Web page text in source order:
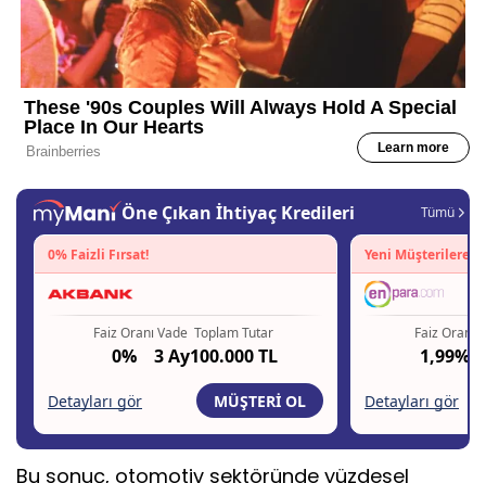
Bu sonuç, otomotiv sektöründe yüzdesel